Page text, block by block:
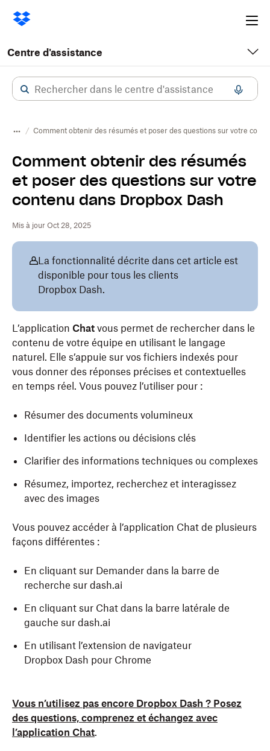
Centre d'assistance
Comment obtenir des résumés et poser des questions sur votre
Comment obtenir des résumés
et poser des questions sur votre
contenu dans Dropbox Dash
Mis à jour Oct 28, 2025
La fonctionnalité décrite dans cet article est
disponible pour tous les clients
Dropbox Dash.
L’application Chat vous permet de rechercher dans le
contenu de votre équipe en utilisant le langage
naturel. Elle s’appuie sur vos fichiers indexés pour
vous donner des réponses précises et contextuelles
en temps réel. Vous pouvez l’utiliser pour :
Résumer des documents volumineux
Identifier les actions ou décisions clés
Clarifier des informations techniques ou complexes
Résumez, importez, recherchez et interagissez
avec des images
Vous pouvez accéder à l’application Chat de plusieurs
façons différentes :
En cliquant sur Demander dans la barre de
recherche sur dash.ai
En cliquant sur Chat dans la barre latérale de
gauche sur dash.ai
En utilisant l’extension de navigateur
Dropbox Dash pour Chrome
Vous n’utilisez pas encore Dropbox Dash ? Posez
des questions, comprenez et échangez avec
l’application Chat.